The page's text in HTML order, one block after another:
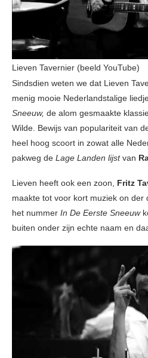
Lieven Tavernier (beeld YouTube)
Sindsdien weten we dat Lieven
menig mooie Nederlandstalige
Sneeuw, de alom gesmaakte
Wilde. Bewijs van populariteit van
heel hoog scoort in zowat alle
pakweg de Lage Landen lijstvan
Lieven heeft ook een zoon, Fritz
maakte tot voor kort muziek on der
het nummer In De Eerste Sneeuw
buiten onder zijn echte naam en